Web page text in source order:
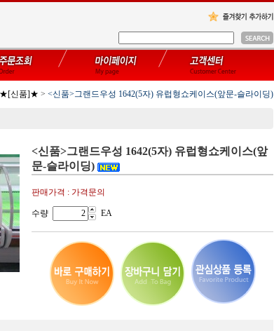
★[신품]★ > <신품>그랜드우성 1642(5자) 유럽형쇼케이스(앞문-슬라이딩)
<신품>그랜드우성 1642(5자) 유럽형쇼케이스(앞
문-슬라이딩)
판매가격 : 가격문의
수량 EA